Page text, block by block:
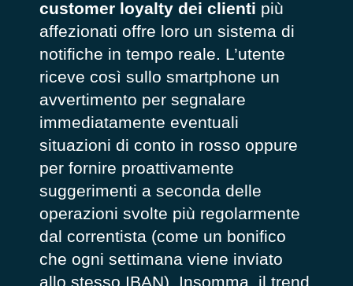
customer loyalty dei clienti più
affezionati offre loro un sistema di
notifiche in tempo reale. L’utente
riceve così sullo smartphone un
avvertimento per segnalare
immediatamente eventuali
situazioni di conto in rosso oppure
per fornire proattivamente
suggerimenti a seconda delle
operazioni svolte più regolarmente
dal correntista (come un bonifico
che ogni settimana viene inviato
allo stesso IBAN). Insomma, il trend